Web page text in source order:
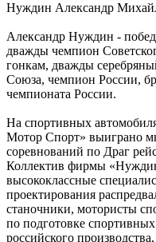
Нуждин Александр
Александр Нуждин -
дважды чемпион
гонкам, дважды
Союза, чемпион России,
чемпионата России.
На спортивных
Мотор Спорт» выиграно
соревнований по Драг
Коллектив фирмы
высококлассные
проектирования
станочники, мотористы
по подготовке
российского